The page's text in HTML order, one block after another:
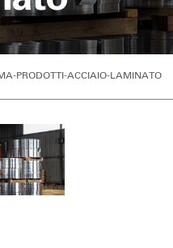
PRODOTTI-ACCIAIO-LAMINATO